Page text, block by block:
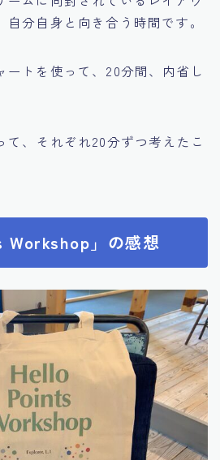
自分自身と向き合う時間です。
ートを使って、20分間、内省し
て、それぞれ20分ずつ考えたこ
Workshop」の感想